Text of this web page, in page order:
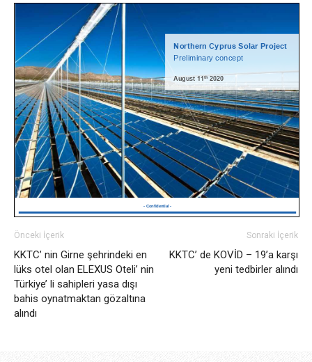
Önceki İçerik
KKTC’ nin Girne şehrindeki en
lüks otel olan ELEXUS Oteli’ nin
Türkiye’ li sahipleri yasa dışı
bahis oynatmaktan gözaltına
alındı
Sonraki İçerik
KKTC’ de KOVİD – 19’a karşı
yeni tedbirler alındı